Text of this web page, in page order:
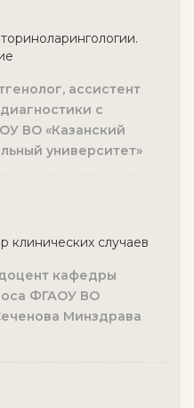
ассистент
с
ВО «Казанский
университет»
клинических случаев
кафедры
ФГАОУ ВО
Минздрава